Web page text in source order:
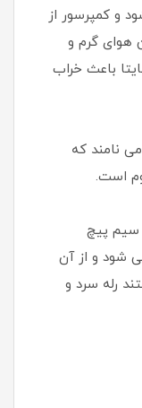
و کمپرسور از
هوای گرم و
باعث خراب
می نامند که
است.
سیم پیچ
شود و از آن
رله سرد و